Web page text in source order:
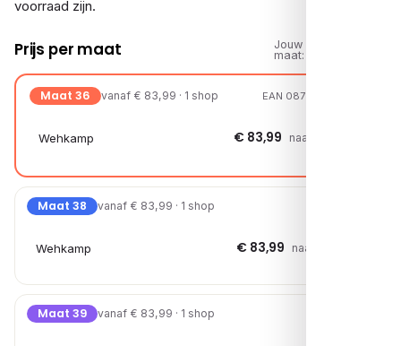
voorraad zijn.
Prijs per maat
Jouw
maat:
Maat 36 vanaf € 83,99 · 1 shop EAN 08721108145616
Wehkamp € 83,99 naar shop →
Maat 38 vanaf € 83,99 · 1 shop
Wehkamp € 83,99 naar shop →
Maat 39 vanaf € 83,99 · 1 shop